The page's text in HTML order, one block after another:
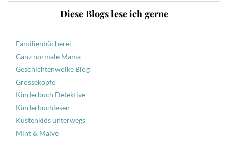
Diese Blogs lese ich gerne
Familienbücherei
Ganz normale Mama
Geschichtenwolke Blog
Grosseköpfe
Kinderbuch Detektive
Kinderbuchlesen
Küstenkids unterwegs
Mint & Malve